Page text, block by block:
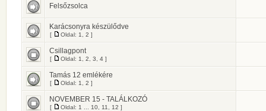
Felsőzsolca
Karácsonyra készülődve
[ Oldal: 1 2 ]
Csillagpont
[ Oldal: 1 2 3 4 ]
Tamás 12 emlékére
[ Oldal: 1 2 ]
NOVEMBER 15 - TALÁLKOZÓ
[ Oldal: 1 10 11 12 ]